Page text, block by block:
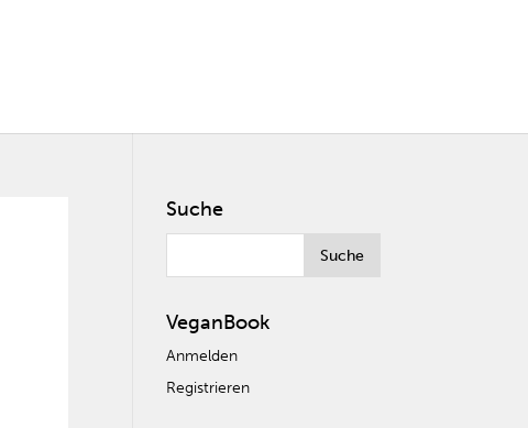
Suche
VeganBook
Anmelden
Registrieren